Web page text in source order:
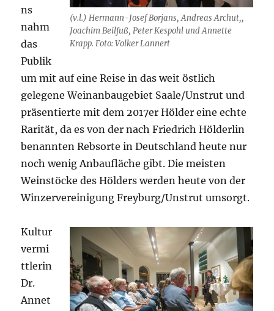
(v.l.) Hermann-Josef Borjans, Andreas Archut,,
Joachim Beilfuß, Peter Kespohl und Annette
Krapp. Foto: Volker Lannert
ns
nahm
das
Publik
um mit auf eine Reise in das weit östlich
gelegene Weinanbaugebiet Saale/Unstrut und
präsentierte mit dem 2017er Hölder eine echte
Rarität, da es von der nach Friedrich Hölderlin
benannten Rebsorte in Deutschland heute nur
noch wenig Anbaufläche gibt. Die meisten
Weinstöcke des Hölders werden heute von der
Winzervereinigung Freyburg/Unstrut umsorgt.
Kultur
vermi
ttlerin
Dr.
Annet